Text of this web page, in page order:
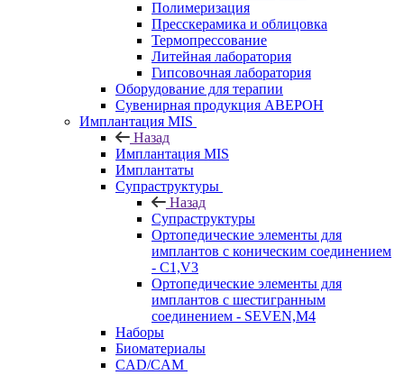
Полимеризация
Пресскерамика и облицовка
Термопрессование
Литейная лаборатория
Гипсовочная лаборатория
Оборудование для терапии
Сувенирная продукция АВЕРОН
Имплантация MIS
Назад
Имплантация MIS
Имплантаты
Супраструктуры
Назад
Супраструктуры
Ортопедические элементы для
имплантов с коническим соединением
- C1,V3
Ортопедические элементы для
имплантов с шестигранным
соединением - SEVEN,M4
Наборы
Биоматериалы
CAD/CAM